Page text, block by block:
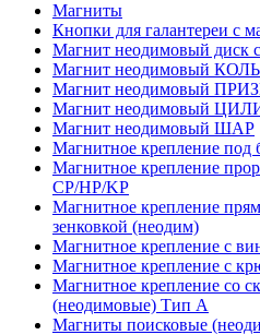
Магниты
Кнопки для галантереи с
Магнит неодимовый диск с
Магнит неодимовый
Магнит неодимовый
Магнит неодимовый
Магнит неодимовый ШАР
Магнитное крепление
Магнитное крепление
CP/HP/KP
Магнитное крепление
зенковкой (неодим)
Магнитное крепление с
Магнитное крепление с
Магнитное крепление со
(неодимовые) Тип А
Магниты поисковые